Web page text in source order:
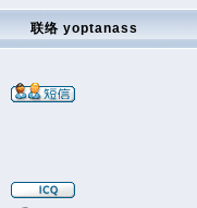
联络 yoptanass